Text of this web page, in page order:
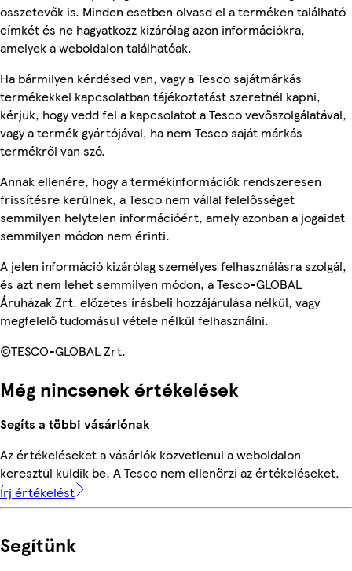
összetevők is. Minden esetben olvasd el a terméken található
címkét és ne hagyatkozz kizárólag azon információkra,
amelyek a weboldalon találhatóak.
Ha bármilyen kérdésed van, vagy a Tesco sajátmárkás
termékekkel kapcsolatban tájékoztatást szeretnél kapni,
kérjük, hogy vedd fel a kapcsolatot a Tesco vevőszolgálatával,
vagy a termék gyártójával, ha nem Tesco saját márkás
termékről van szó.
Annak ellenére, hogy a termékinformációk rendszeresen
frissítésre kerülnek, a Tesco nem vállal felelősséget
semmilyen helytelen információért, amely azonban a jogaidat
semmilyen módon nem érinti.
A jelen információ kizárólag személyes felhasználásra szolgál,
és azt nem lehet semmilyen módon, a Tesco-GLOBAL
Áruházak Zrt. előzetes írásbeli hozzájárulása nélkül, vagy
megfelelő tudomásul vétele nélkül felhasználni.
©TESCO-GLOBAL Zrt.
Még nincsenek értékelések
Segíts a többi vásárlónak
Az értékeléseket a vásárlók közvetlenül a weboldalon
keresztül küldik be. A Tesco nem ellenőrzi az értékeléseket.
Írj értékelést
Segítünk